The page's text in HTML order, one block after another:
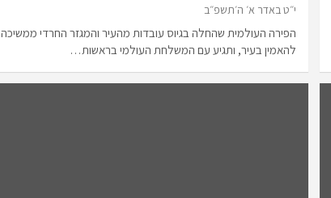
י״ט באדר א׳ ה׳תשפ״ב
הפירה העולמית שהחלה בגיוס עובדות מהעיר והמגזר החרדי ממשיכה
להאמין בעיר, ותגיע עם המשלחת העולמי בראשות…